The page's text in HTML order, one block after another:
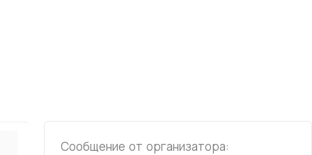
Сообщение от организатора: